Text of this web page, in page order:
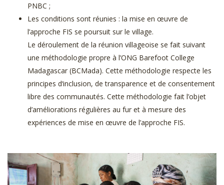
PNBC ;
Les conditions sont réunies : la mise en œuvre de
l’approche FIS se poursuit sur le village.
Le déroulement de la réunion villageoise se fait suivant
une méthodologie propre à l’ONG Barefoot College
Madagascar (BCMada). Cette méthodologie respecte les
principes d‘inclusion, de transparence et de consentement
libre des communautés. Cette méthodologie fait l’objet
d’améliorations régulières au fur et à mesure des
expériences de mise en œuvre de l’approche FIS.